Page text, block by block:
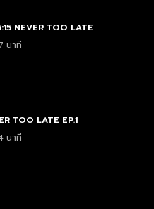
NEVER TOO LATE
นาที
TOO LATE EP.1
นาที